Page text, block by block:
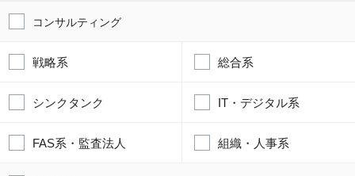
コンサルティング
戦略系 総合系
シンクタンク IT・デジタル系
FAS系・監査法人 組織・人事系